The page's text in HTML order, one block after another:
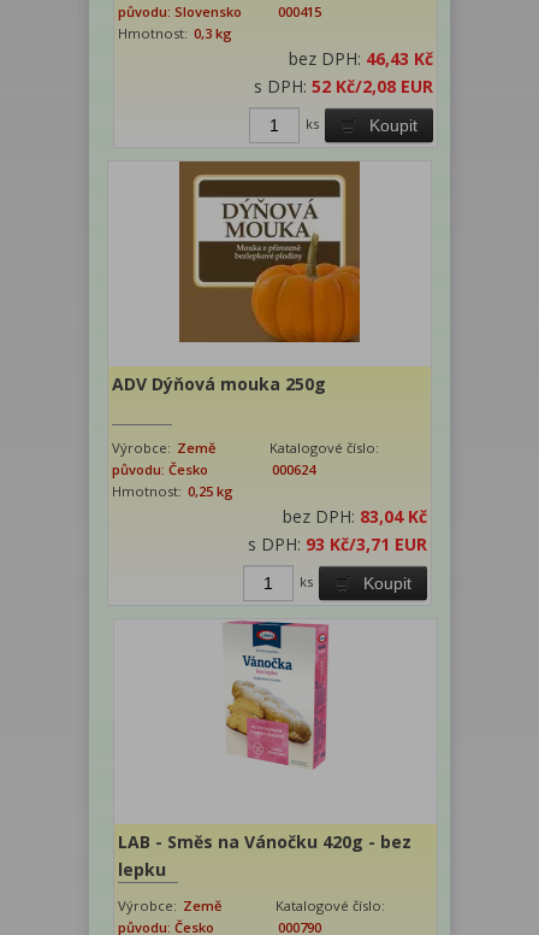
původu: Slovensko
000415
Hmotnost: 0,3 kg
bez DPH: 46,43 Kč
s DPH:52 Kč/2,08 EUR
Koupit
ks
ADV Dýňová mouka 250g
Výrobce: Země
původu: Česko
Katalogové číslo:
000624
Hmotnost: 0,25 kg
bez DPH: 83,04 Kč
s DPH: 93 Kč/3,71 EUR
Koupit
ks
LAB - Směs na Vánočku 420g - bez
lepku
Výrobce: Země
původu: Česko
Katalogové číslo:
000790